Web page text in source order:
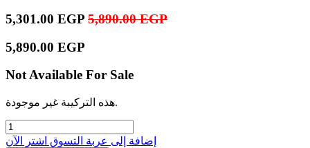
5,301.00 EGP 5,890.00EGP
5,890.00 EGP
Not Available For Sale
هذه التركيبة غير موجودة.
إضافة إلى عربة التسوق اشترِ الآن